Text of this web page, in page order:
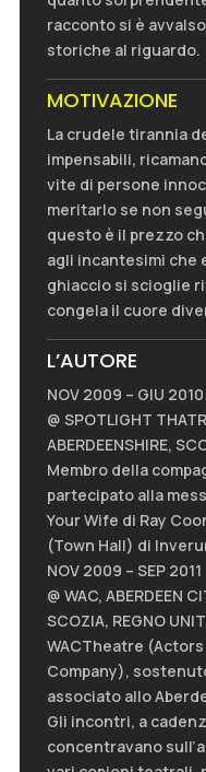
racconto si è
storiche al riguardo.
MOTIVAZIONE
La crudele tirannia
impensabili,
vite di persone
meritarlo se non
questo è il prezzo
agli incantesimi che
ghiaccio si scioglie
congela il cuore
L’AUTORE
NOV 2009 – GIU 2010
@ SPOTLIGHT
ABERDEENSHIRE,
Membro della
partecipato alla
Your Wife di Ray
(Town Hall) di
NOV 2009 – SEP 2011
@ WAC, ABERDEEN
SCOZIA, REGNO
WACTheatre
Company),
associato allo
Gli incontri, a
concentravano